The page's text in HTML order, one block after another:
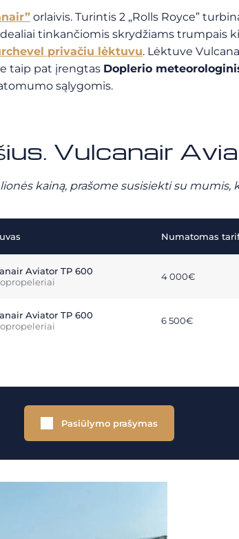
orlaivis. Turintis 2 „Rolls Royce”
tinkančiomis skrydžiams trumpais
privačiu lėktuvu. Lėktuve
taip pat įrengtas Doplerio
sąlygomis.
Vulcanair
kainą, prašome susisiekti su
Numatomas
Aviator TP 600
4 000€
Aviator TP 600
6 500€
Pasiūlymo prašymas